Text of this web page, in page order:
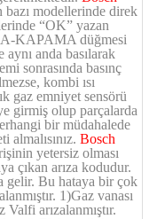
modellerinde direk
“OK” yazan
KAPAMA düğmesi
anda basılarak
sonrasında basınç
kombi ısı
gaz emniyet sensörü
girmiş olup parçalarda
bir müdahalede
Bosch
yetersiz olması
çıkan arıza kodudur.
gelir. Bu hataya bir çok
1)Gaz vanası
arızalanmıştır.